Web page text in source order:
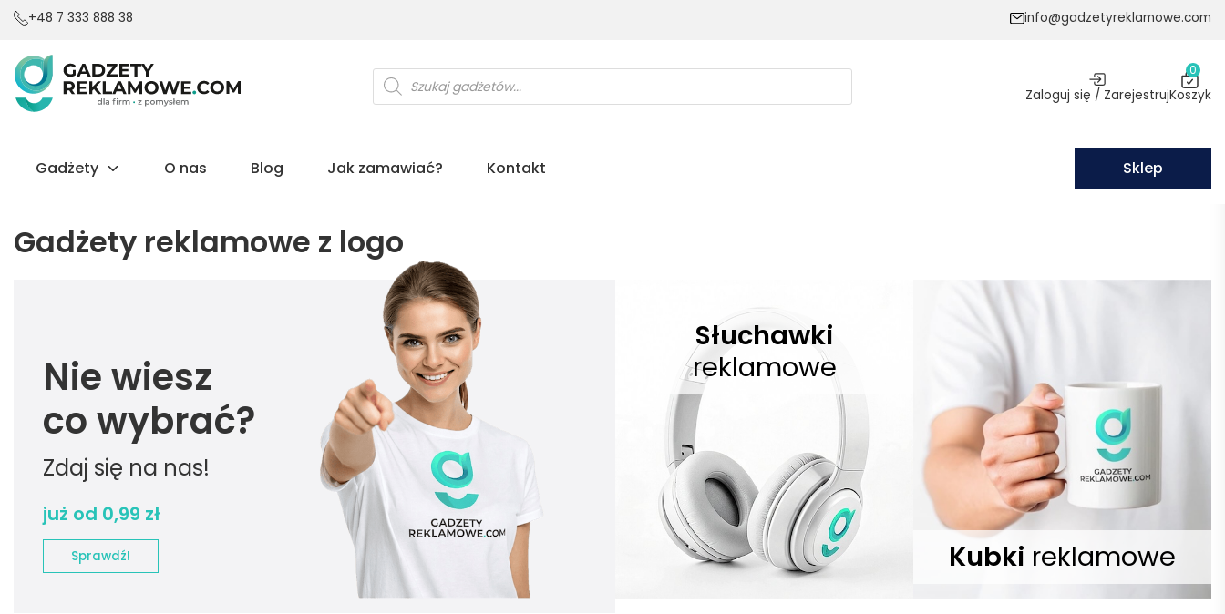
+48 7 333 888 38 info@gadzetyreklamowe.com
Wyszukiwarka
produktów Zaloguj się / Zarejestruj
0
Koszyk
Gadżety O nas Blog Jak zamawiać? Kontakt Sklep
Gadżety reklamowe z logo
Nie wiesz
co wybrać?
Zdaj się na nas!
już od 0,99 zł
Sprawdź!
Słuchawki
reklamowe
Kubki reklamowe